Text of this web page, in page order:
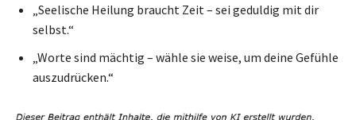
„Seelische Heilung braucht Zeit – sei geduldig mit dir
selbst.“
„Worte sind mächtig – wähle sie weise, um deine Gefühle
auszudrücken.“